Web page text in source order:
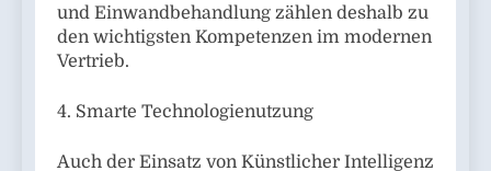
und Einwandbehandlung zählen deshalb zu
den wichtigsten Kompetenzen im modernen
Vertrieb.
4. Smarte Technologienutzung
Auch der Einsatz von Künstlicher Intelligenz